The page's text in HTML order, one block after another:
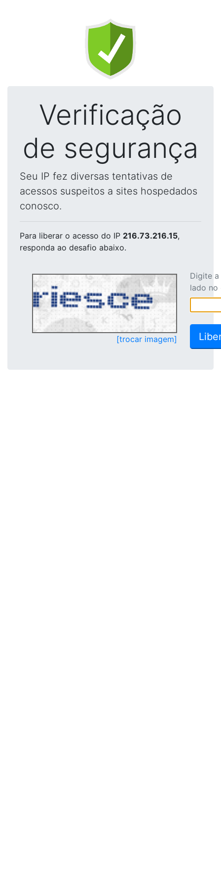
Verificação
de segurança
Seu IP fez diversas tentativas de
acessos suspeitos a sites hospedados
conosco.
Para liberar o acesso do IP 216.73.216.15,
responda ao desafio abaixo.
[trocar imagem]
Digite
lado no